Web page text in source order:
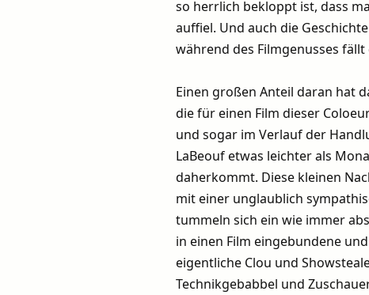
so herrlich bekloppt ist, dass
auffiel. Und auch die
während des Filmgenusses
Einen großen Anteil daran hat
die für einen Film dieser
und sogar im Verlauf der
LaBeouf etwas leichter als
daherkommt. Diese kleinen
mit einer unglaublich
tummeln sich ein wie immer
in einen Film eingebundene
eigentliche Clou und
Technikgebabbel und